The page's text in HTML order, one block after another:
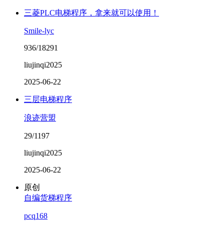
三菱PLC电梯程序，拿来就可以使用！
Smile-lyc
936/18291
liujinqi2025
2025-06-22
三层电梯程序
浪迹营盟
29/1197
liujinqi2025
2025-06-22
原创
自编货梯程序
pcq168